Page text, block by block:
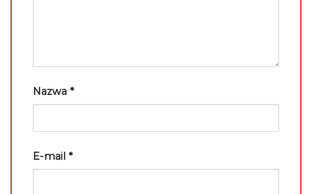
Nazwa *
E-mail *